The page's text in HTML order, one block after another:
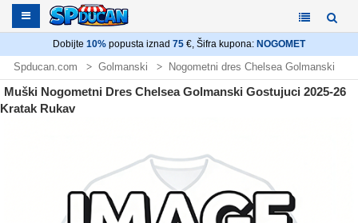
Dobijte 10% popusta iznad 75 €, Šifra kupona: NOGOMET
Spducan.com Golmanski Nogometni dres Chelsea Golmanski
Muški Nogometni Dres Chelsea Golmanski Gostujuci 2025-26
Kratak Rukav